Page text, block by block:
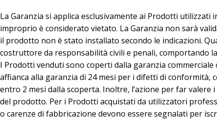
La Garanzia si applica esclusivamente ai Prodotti
improprio è considerato vietato. La Garanzia non sarà
il prodotto non è stato installato secondo le indicazioni.
costruttore da responsabilità civili e penali, comportando
I Prodotti venduti sono coperti dalla garanzia
affianca alla garanzia di 24 mesi per i difetti di conformità,
entro 2 mesi dalla scoperta. Inoltre, l’azione per far
del prodotto. Per i Prodotti acquistati da utilizzatori
o carenze di fabbricazione devono essere segnalati per